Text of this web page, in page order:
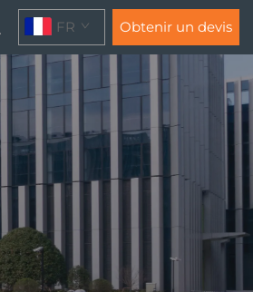
FR Obtenir un devis